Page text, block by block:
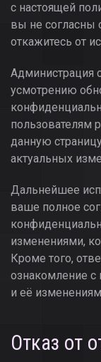
с настоящей
вы не согласны
откажитесь от
Администрация
усмотрению
пользователям
данную
актуальных
Дальнейшее
ваше полное
изменениями,
Кроме того,
ознакомление с
и её
Отказ от